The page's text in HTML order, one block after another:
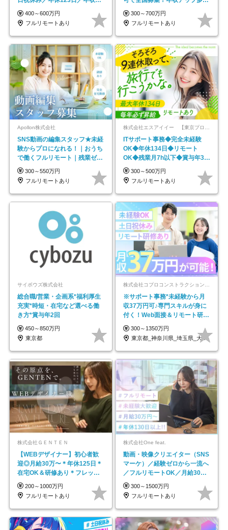
600万円可
400～600万円
フルリモートあり
★年休最大130日★
300～700万円
フルリモートあり
Apollon株式会社
SNS動画の編集スタッフ★未経
験からプロになれる！｜おうち
で働くフルリモート｜残業ゼロ
で18時退勤◎
300～550万円
フルリモートあり
ITサポート事務◆完全未経験
OK◆年休134日◆リモート
OK◆残業月7h以下◆賞与年3回
◆5年目まで必ず昇給
300～500万円
フルリモートあり
サイボウズ株式会社
総合職/営業・企画系*福利厚生
充実*時短・在宅など選べる働
き方*賞与年2回
450～850万円
東京都
※サポート事務*未経験から月
収37万円可♪専門スキルが身に
付く！Web面接＆リモート研修
も充実♪/a
300～1350万円
東京都_神奈川県_埼玉県_大阪府_愛知県…
株式会社ＧＥＮＴＥＮ
【WEBデザイナー】初⼼者歓
迎◎⽉給30万〜＊年休125⽇＊
在宅OK＆研修あり＊フレック
ス
200～1000万円
フルリモートあり
株式会社One feat.
動画・映像クリエイター（SNS
マーケ）／経験ゼロから一流へ
／フルリモートOK／月給30万
円～／年休130日以上
300～1500万円
フルリモートあり